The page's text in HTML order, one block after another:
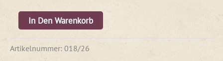
In Den Warenkorb
Artikelnummer: 018/26